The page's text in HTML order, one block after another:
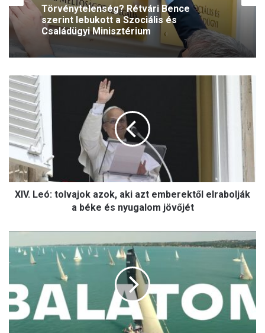
Törvénytelenség? Rétvári Bence
szerint lebukott a Szociális és
Családügyi Minisztérium
X
I
V
.
L
e
ó
:
t
a
z
o
k
XIV. Leó: tolvajok azok, aki azt emberektől elrabolják
a béke és nyugalom jövőjét
B
a
a
t
o